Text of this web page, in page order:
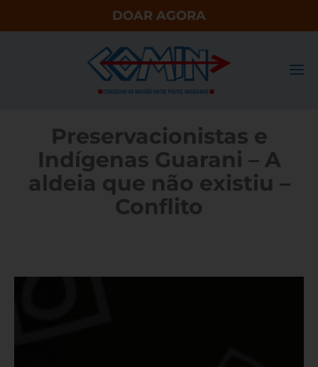
DOAR AGORA
Preservacionistas e
Indígenas Guarani – A
aldeia que não existiu –
Conflito